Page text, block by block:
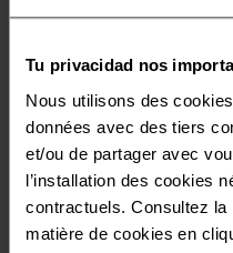
Tu privacidad nos
Nous utilisons des
données avec des tiers
et/ou de partager avec
l’installation des cookies
contractuels. Consultez la
matière de cookies en